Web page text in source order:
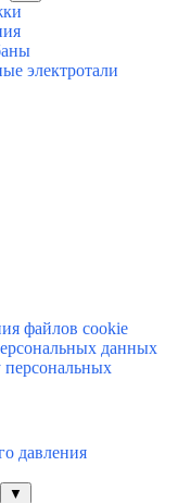
электротали
файлов cookie
данных
персональных
давления
▼